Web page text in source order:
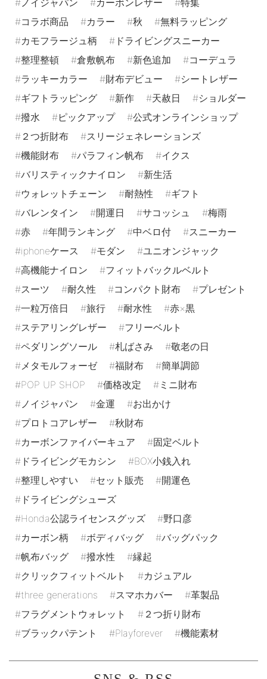
ノイジャパン
カーボンレザー
特集
コラボ商品
カラー 秋
無料ラッピング
カモフラージュ柄
ドライビングスニーカー
整理整頓
倉敷帆布 新色追加
コーデュラ
ラッキーカラー
財布デビュー
シートレザー
ギフトラッピング
新作 天赦日
ショルダー
撥水
ピックアップ
公式オンラインショップ
２つ折財布
スリージェネレーションズ
機能財布
パラフィン帆布
イクス
バリスティックナイロン
新生活
ウォレットチェーン
耐熱性
ギフト
バレンタイン
開運日 サコッシュ
梅雨
赤
年間ランキング 中ベロ付
スニーカー
iphoneケース
モダン
ユニオンジャック
高機能ナイロン
フィットバックルベルト
スーツ
耐久性 コンパクト財布
プレゼント
一粒万倍日
旅行 耐水性
赤×黒
ステアリングレザー
フリーベルト
ペダリングソール
札ばさみ
敬老の日
メタモルフォーゼ
福財布
簡単調節
POP UP SHOP
価格改定
ミニ財布
ノイジャパン
金運
お出かけ
プロトコアレザー
秋財布
カーボンファイバーキュア
固定ベルト
ドライビングモカシン
BOX小銭入れ
整理しやすい
セット販売
開運色
ドライビングシューズ
Honda公認ライセンスグッズ
野口彦
カーボン柄
ボディバッグ
バッグパック
帆布バッグ
撥水性
縁起
クリックフィットベルト
カジュアル
three generations
スマホカバー
革製品
フラグメントウォレット
２つ折り財布
ブラックパテント
Playforever 機能素材